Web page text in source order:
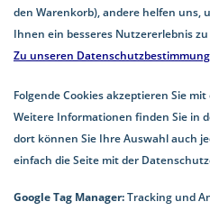
den Warenkorb), andere helfen uns,
Ihnen ein besseres Nutzererlebnis
Zu unseren
Folgende Cookies akzeptieren Sie
Weitere Informationen finden Sie in
dort können Sie Ihre Auswahl auch
einfach die Seite mit der
Google Tag Manager:Tracking und